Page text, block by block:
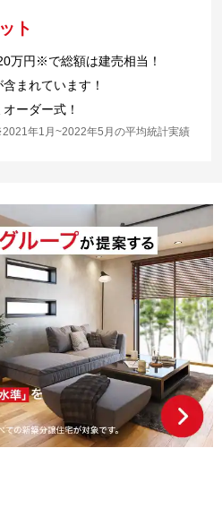
ト
万円※で総額は建売相当！
まれています！
ーダー式！
年1月~2022年5月の平均統計実績